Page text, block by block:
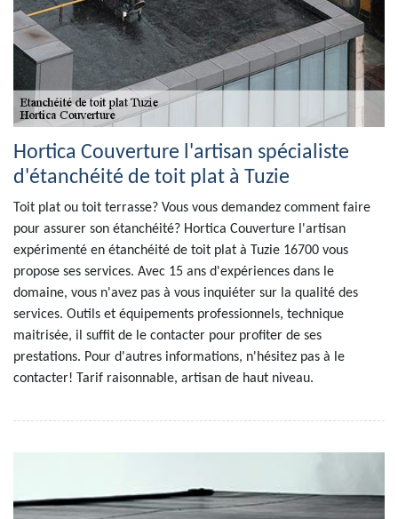
Hortica Couverture l'artisan spécialiste
d'étanchéité de toit plat à Tuzie
Toit plat ou toit terrasse? Vous vous demandez comment faire
pour assurer son étanchéité? Hortica Couverture l'artisan
expérimenté en étanchéité de toit plat à Tuzie 16700 vous
propose ses services. Avec 15 ans d'expériences dans le
domaine, vous n'avez pas à vous inquiéter sur la qualité des
services. Outils et équipements professionnels, technique
maitrisée, il suffit de le contacter pour profiter de ses
prestations. Pour d'autres informations, n'hésitez pas à le
contacter! Tarif raisonnable, artisan de haut niveau.